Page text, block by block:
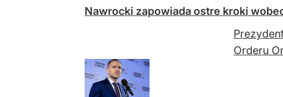
Nawrocki zapowiada ostre kroki
Orderu